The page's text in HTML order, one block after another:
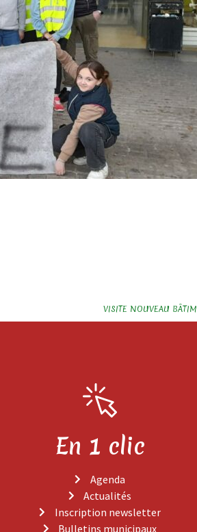
VISITE NOUVEAU
En 1 clic
Agenda
Actualités
Inscription newsletter
Bulletins municipaux